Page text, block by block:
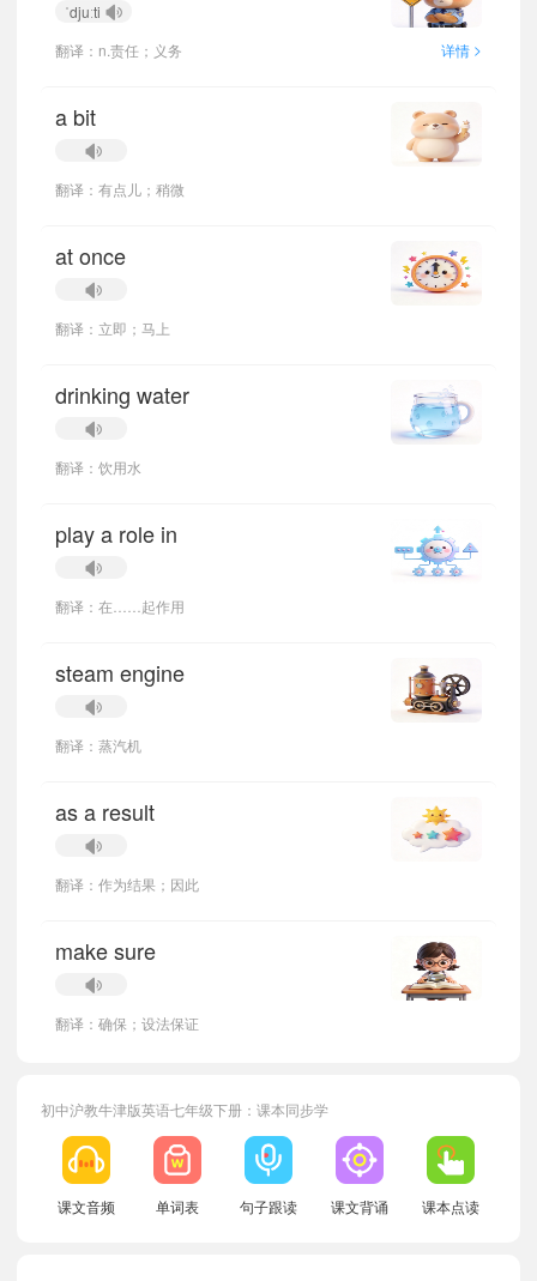
ˈdjuːti
翻译：n.责任；义务
详情 >
a bit
翻译：有点儿；稍微
at once
翻译：立即；马上
drinking water
翻译：饮用水
play a role in
翻译：在……起作用
steam engine
翻译：蒸汽机
as a result
翻译：作为结果；因此
make sure
翻译：确保；设法保证
初中沪教牛津版英语七年级下册：课本同步学
课文音频 单词表 句子跟读 课文背诵 课本点读
小宝406890 正在学习 沪教牛津版八年级上册Unit 3单词